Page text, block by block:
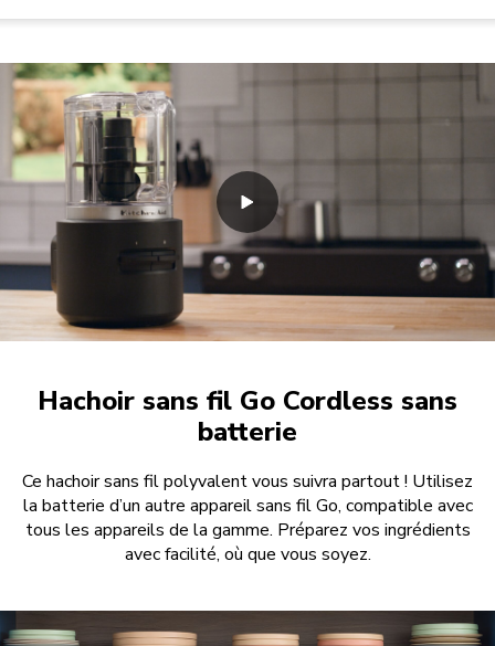
Hachoir sans fil Go Cordless sans
batterie
Ce hachoir sans fil polyvalent vous suivra partout ! Utilisez
la batterie d’un autre appareil sans fil Go, compatible avec
tous les appareils de la gamme. Préparez vos ingrédients
avec facilité, où que vous soyez.